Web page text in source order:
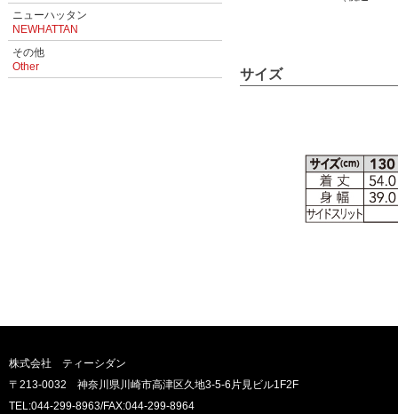
ニューハッタン
NEWHATTAN
その他
Other
サイズ
株式会社 ティーシダン
〒213-0032 神奈川県川崎市高津区久地3-5-6片見ビル1F2F
TEL:044-299-8963/FAX:044-299-8964